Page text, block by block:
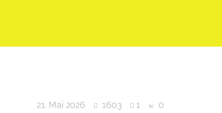
21. Mai 2026 1603 1 0